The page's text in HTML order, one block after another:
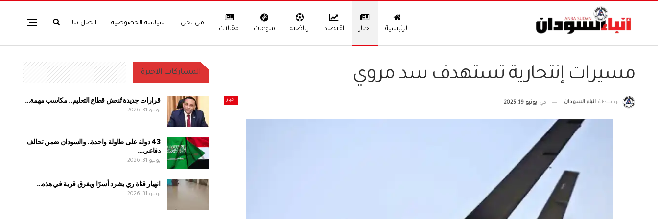
الرئيسية اخبار اقتصاد رياضية منوعات مقالات
من نحن سياسة الخصوصية اتصل بنا
مسيرات إنتحارية تستهدف سد مروي
اخبار بواسطة انباء السودان في يونيو 19, 2025
المشاركات الاخيرة
قرارات جديدة تُنعش قطاع التعليم.. مكاسب مهمة…
يوليو 31, 2026
43 دولة على طاولة واحدة.. والسودان ضمن تحالف
دفاعي…
يوليو 31, 2026
انهيار قناة ري يشرد أسرًا ويغرق قرية في هذه…
يوليو 31, 2026